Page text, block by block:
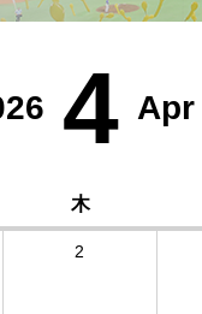
4 Apr
木
2